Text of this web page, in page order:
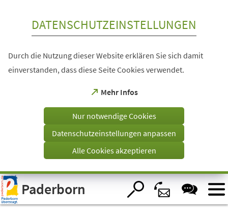
Visuelle
Assistenzsoftware
öffnen.
DATENSCHUTZEINSTELLUNGEN
Durch die Nutzung dieser Website erklären Sie sich damit
einverstanden, dass diese Seite Cookies verwendet.
Mehr Infos
(Öffnet
einem
Tab)
Nur notwendige Cookies
Datenschutzeinstellungen anpassen
Alle Cookies akzeptieren
Paderborn